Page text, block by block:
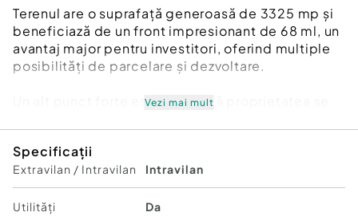
Terenul are o suprafață generoasă de 3325 mp și
beneficiază de un front impresionant de 68 ml, un
avantaj major pentru investitori, oferind multiple
posibilități de parcelare și dezvoltare.
Un alt punct forte este faptul că proprietatea se
etapizate.
???? Toate utilitățile sunt la frontul terenului:
✔ gaz
Vezi mai mult
Specificații
Extravilan / Intravilan Intravilan
Utilități Da